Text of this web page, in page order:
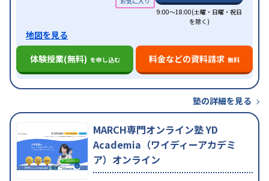
9:00～18:00(土曜・日曜・祝日
を除く)
地図を見る
体験授業(無料) を申し込む 料金などの資料請求 無料
塾の詳細を見る
MARCH専門オンライン塾 YD
Academia（ワイディーアカデミ
ア）オンライン